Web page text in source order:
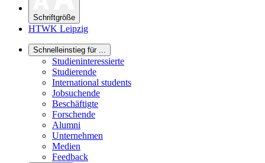
Schriftgröße
HTWK Leipzig
Schnelleinstieg für ...
Studieninteressierte
Studierende
International students
Jobsuchende
Beschäftigte
Forschende
Alumni
Unternehmen
Medien
Feedback